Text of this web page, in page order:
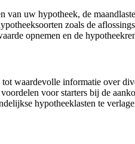
uw hypotheek, de
zoals de
opnemen en de
waardevolle informatie over
voor starters bij de
hypotheeklasten te